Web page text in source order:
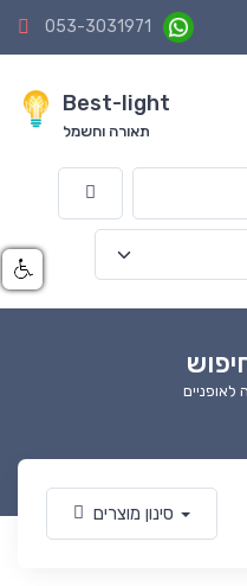
053-3031971
Best-light
תאורה וחשמל
לאופניים
סינון מוצרים